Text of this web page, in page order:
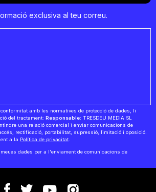
exclusiva al teu correu.
conformitat amb les normatives de protecció de dades, li
del tractament: Responsable: TRESDEU MEDIA SL
una relació comercial i enviar comunicacions de
rectificació, portabilitat, supressió, limitació i oposició.
a la Política de privacitat.
dades per a l'enviament de comunicacions de